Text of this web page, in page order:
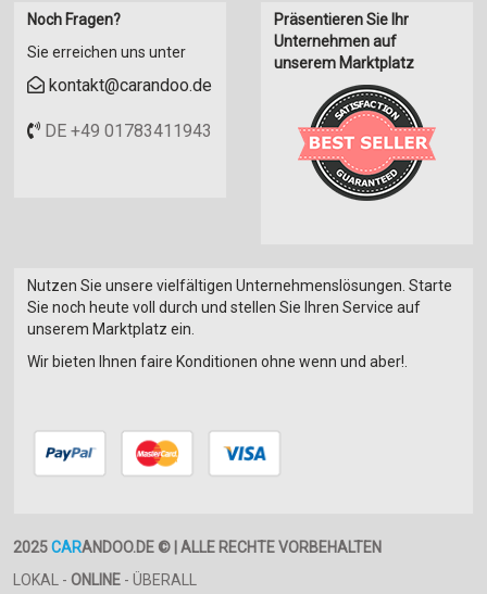
Noch Fragen?
Sie erreichen uns unter
kontakt@carandoo.de
DE +49 01783411943
Präsentieren Sie Ihr
Unternehmen auf
unserem Marktplatz
Nutzen Sie unsere vielfältigen Unternehmenslösungen. Starte
Sie noch heute voll durch und stellen Sie Ihren Service auf
unserem Marktplatz ein.
Wir bieten Ihnen faire Konditionen ohne wenn und aber!.
2025CARANDOO.DE © | ALLE RECHTE VORBEHALTEN
LOKAL - ONLINE - ÜBERALL